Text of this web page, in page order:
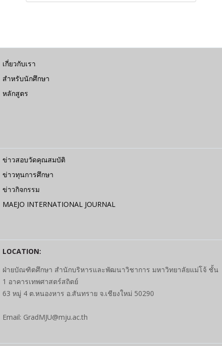
เกี่ยวกับเรา
สำหรับนักศึกษา
หลักสูตร
ข่าวสอบวัดคุณสมบัติ
ข่าวทุนการศึกษา
ข่าวกิจกรรม
MAEJO INTERNATIONAL JOURNAL
LOCATION:
ฝ่ายบัณฑิตศึกษา สำนักบริหารและพัฒนาวิชาการ มหาวิทยาลัยแม่โจ้ ชั้น
1 อาคารเทพศาสตร์สถิตย์
63 หมู่ 4 ต.หนองหาร อ.สันทราย จ.เชียงใหม่ 50290
Email: GradMJU@mju.ac.th